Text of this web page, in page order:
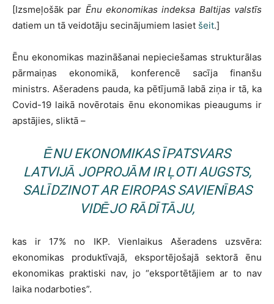
[Izsmeļošāk par Ēnu ekonomikas indeksa Baltijas valstīs
datiem un tā veidotāju secinājumiem lasiet šeit.]
Ēnu ekonomikas mazināšanai nepieciešamas strukturālas
pārmaiņas ekonomikā, konferencē sacīja finanšu
ministrs. Ašeradens pauda, ka pētījumā labā ziņa ir tā, ka
Covid-19 laikā novērotais ēnu ekonomikas pieaugums ir
apstājies, sliktā –
ĒNU EKONOMIKAS ĪPATSVARS
LATVIJĀ JOPROJĀM IR ĻOTI AUGSTS,
SALĪDZINOT AR EIROPAS SAVIENĪBAS
VIDĒJO RĀDĪTĀJU,
kas ir 17% no IKP. Vienlaikus Ašeradens uzsvēra:
ekonomikas produktīvajā, eksportējošajā sektorā ēnu
ekonomikas praktiski nav, jo “eksportētājiem ar to nav
laika nodarboties”.